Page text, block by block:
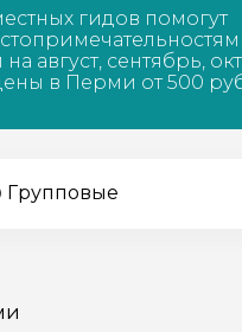
28 экскурсий
20 экскурсий
гидов помогут
август, сентябрь,
в Перми от 500
Групповые